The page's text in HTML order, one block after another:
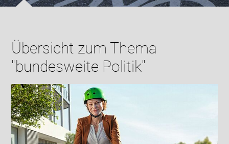
Übersicht zum Thema
"bundesweite Politik"